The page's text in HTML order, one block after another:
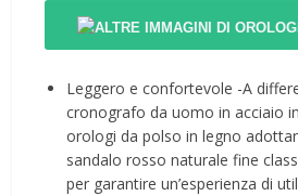
Leggero e confortevole -A
cronografo da uomo in acciaio
orologi da polso in legno
sandalo rosso naturale fine
per garantire un’esperienza di